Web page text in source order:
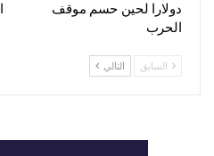
دولارا لحين حسم موقف
الحرب
السابق التالي